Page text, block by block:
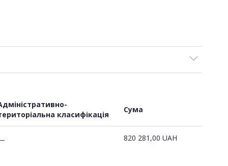
класифікація
Сума
820 281,00 UAH